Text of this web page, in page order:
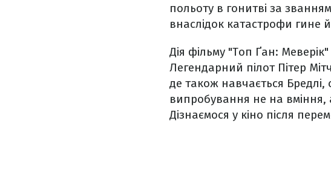
польоту в гонитві за
внаслідок катастрофи гине
Дія фільму "Топ Ґан:
Легендарний пілот Пітер
де також навчається
випробування не на вміння,
Дізнаємося у кіно після